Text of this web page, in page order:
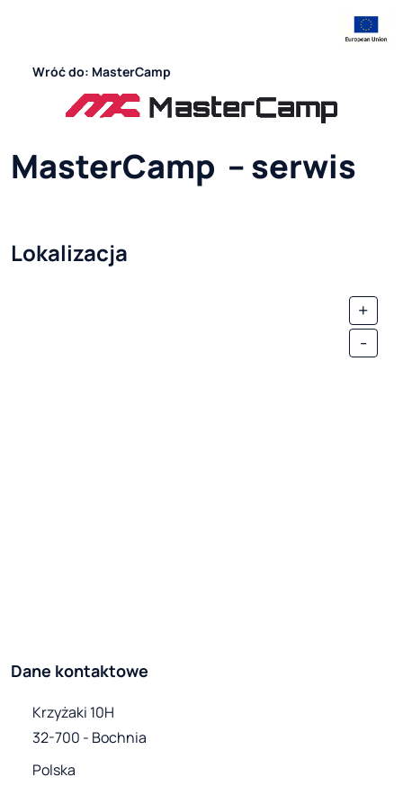
Wróć do: MasterCamp
MasterCamp  – serwis
Lokalizacja
+
-
Dane kontaktowe
Krzyżaki 10H
32-700 - Bochnia
Polska